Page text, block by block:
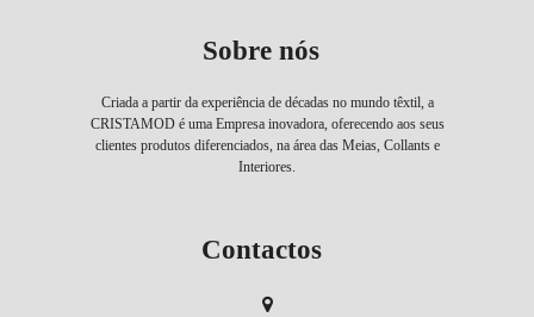
Sobre nós
Criada a partir da experiência de décadas no mundo têxtil, a
CRISTAMOD é uma Empresa inovadora, oferecendo aos seus
clientes produtos diferenciados, na área das Meias, Collants e
Interiores.
Contactos